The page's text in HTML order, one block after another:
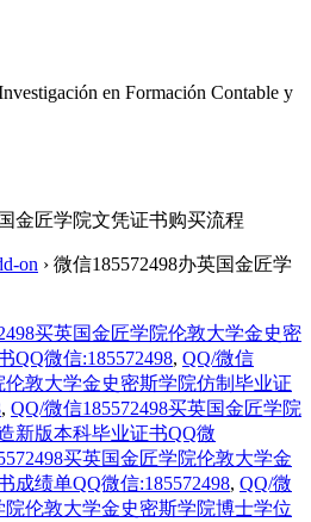
en Formación Contable y
金匠学院文凭证书购买流程
on › 微信185572498办英国金匠学
买英国金匠学院伦敦大学金史密
QQ微信:185572498, QQ/微信
伦敦大学金史密斯学院仿制毕业证
, QQ/微信185572498买英国金匠学院
新版本科毕业证书QQ微
买英国金匠学院伦敦大学金
成绩单QQ微信:185572498, QQ/微
院伦敦大学金史密斯学院博士学位